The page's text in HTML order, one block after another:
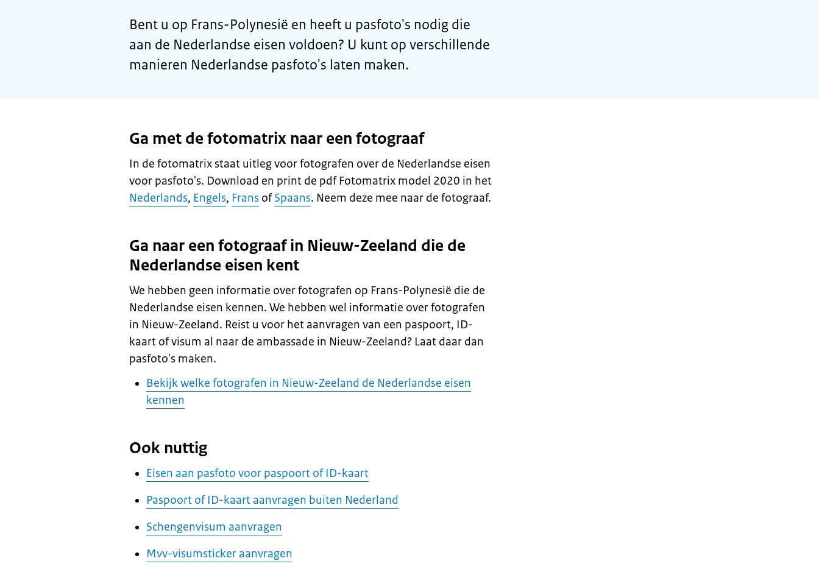
Bent u op Frans-Polynesië en heeft u pasfoto's nodig die
aan de Nederlandse eisen voldoen? U kunt op verschillende
manieren Nederlandse pasfoto's laten maken.
Ga met de fotomatrix naar een fotograaf
In de fotomatrix staat uitleg voor fotografen over de Nederlandse eisen
voor pasfoto's. Download en print de pdf Fotomatrix model 2020 in het
Nederlands, Engels, Frans ofSpaans. Neem deze mee naar de fotograaf.
Ga naar een fotograaf in Nieuw-Zeeland die de
Nederlandse eisen kent
We hebben geen informatie over fotografen op Frans-Polynesië die de
Nederlandse eisen kennen. We hebben wel informatie over fotografen
in Nieuw-Zeeland. Reist u voor het aanvragen van een paspoort, ID-
kaart of visum al naar de ambassade in Nieuw-Zeeland? Laat daar dan
pasfoto's maken.
Bekijk welke fotografen in Nieuw-Zeeland de Nederlandse eisen
kennen
Ook nuttig
Eisen aan pasfoto voor paspoort of ID-kaart
Paspoort of ID-kaart aanvragen buiten Nederland
Schengenvisum aanvragen
Mvv-visumsticker aanvragen